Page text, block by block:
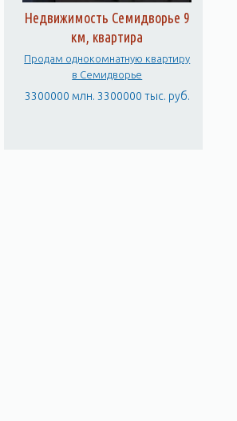
Недвижимость Семидворье 9
км, квартира
Продам однокомнатную квартиру
в Семидворье
3300000 млн. 3300000 тыс. руб.